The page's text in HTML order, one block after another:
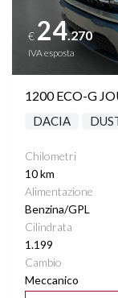
€ 24.270
IVA esposta
1200 ECO-G
DACIA
Chilometri
10 km
Alimentazione
Benzina/GPL
Cilindrata
1.199
Cambio
Meccanico